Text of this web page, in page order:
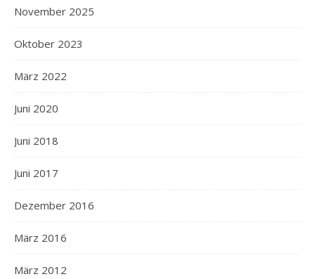
November 2025
Oktober 2023
März 2022
Juni 2020
Juni 2018
Juni 2017
Dezember 2016
März 2016
März 2012